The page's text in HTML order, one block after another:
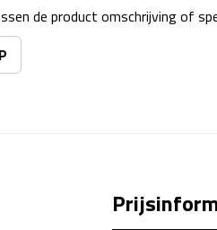
de product omschrijving of